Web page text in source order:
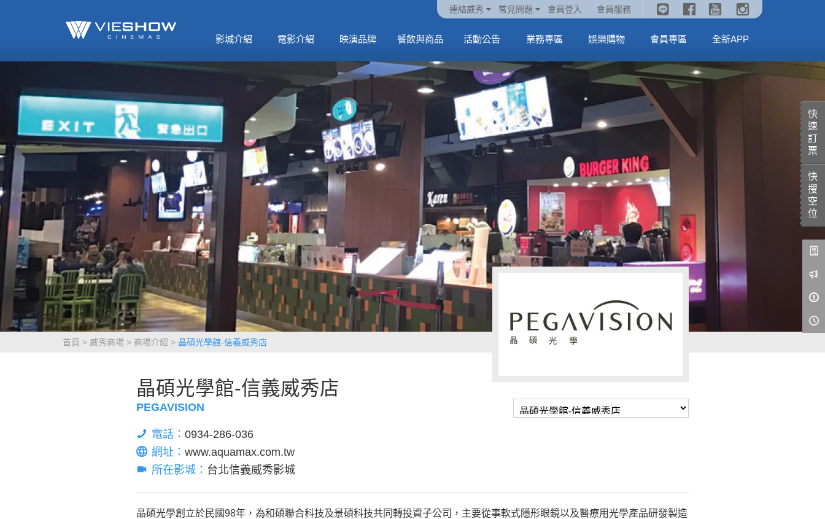
連絡威秀 常見問題 會員登入 會員服務
影城介紹 電影介紹
MORE MORE
火熱預售中《橡樹街
末日》
MORE
火熱預售中《汪汪隊立大功：恐龍大電影》
映演品牌 餐飲與商品
MORE MORE
🥤威秀獨家電影套餐
🥤全台熱賣中
MORE
《劇場版吉伊卡哇》🥤威秀獨家電影套餐🥤
全台熱賣中
MORE
活動公告 業務專區 娛樂購物 會員專區 全新APP
快
速
訂
票
快
搜
空
位
首頁 威秀商場 商場介紹 晶碩光學館-信義威秀店
晶碩光學館-信義威秀店
PEGAVISION
電話： 0934-286-036
網址： www.aquamax.com.tw
所在影城： 台北信義威秀影城
晶碩光學創立於民國98年，為和碩聯合科技及景碩科技共同轉投資子公司，主要從事軟式隱形眼鏡以及醫療用光學產品研發製造